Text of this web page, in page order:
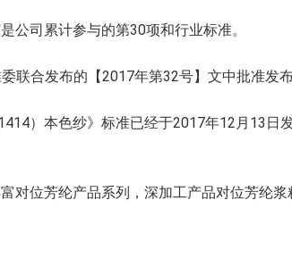
司累计参与的第30项和行业标准。
合发布的【2017年第32号】文中批准发布
）本色纱》标准已经于2017年12月13日
位芳纶产品系列，深加工产品对位芳纶浆